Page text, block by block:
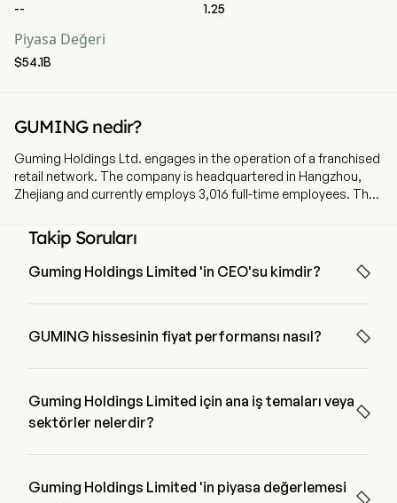
-- 1.25
Piyasa Değeri
$54.1B
GUMING nedir?
Guming Holdings Ltd. engages in the operation of a franchised
retail network. The company is headquartered in Hangzhou,
Zhejiang and currently employs 3,016 full-time employees. The
stores and operates the Good me brand through a franchise
model. The firm mainly sells three types of beverages: fruit tea
drinks, milk tea drinks, coffee drinks and others. The firm mainly
operates its businesses in the domestic market.
Takip Soruları
Guming Holdings Limited 'in CEO'su kimdir? 
GUMING hissesinin fiyat performansı nasıl? 
Guming Holdings Limited için ana iş temaları veya
sektörler nelerdir?

Guming Holdings Limited 'in piyasa değerlemesi 